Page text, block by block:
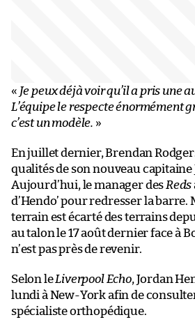
« Je peux déjà voir qu’il a pris une
L’équipe le respecte énormément
c’est un modèle. »
En juillet dernier, Brendan
qualités de son nouveau
Aujourd’hui, le manager des Reds
d’Hendo’ pour redresser la barre.
terrain est écarté des terrains
au talon le 17 août dernier face à
n’est pas près de revenir.
Selon leLiverpool Echo, Jordan
lundi à New-York afin de
spécialiste orthopédique.